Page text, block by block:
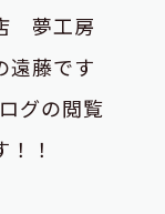
夢工房
遠藤です
グの閲覧
！